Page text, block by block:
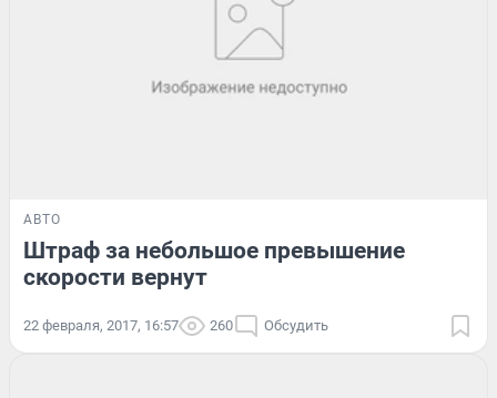
АВТО
Штраф за небольшое превышение
скорости вернут
22 февраля, 2017, 16:57 260 Обсудить